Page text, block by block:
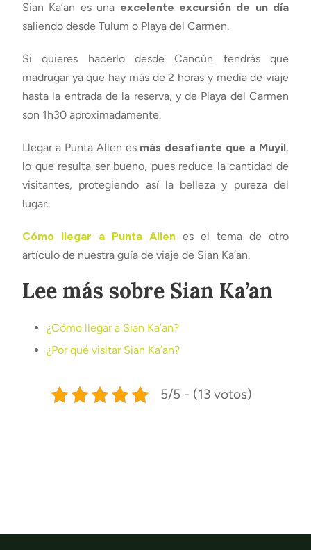
Sian Ka’an es una excelente excursión de un día
saliendo desde Tulum o Playa del Carmen.
Si quieres hacerlo desde Cancún tendrás que
madrugar ya que hay más de 2 horas y media de viaje
hasta la entrada de la reserva, y de Playa del Carmen
son 1h30 aproximadamente.
Llegar a Punta Allen es más desafiante que a Muyil,
lo que resulta ser bueno, pues reduce la cantidad de
visitantes, protegiendo así la belleza y pureza del
lugar.
Cómo llegar a Punta Allen es el tema de otro
artículo de nuestra guía de viaje de Sian Ka’an.
Lee más sobre Sian Ka’an
¿Cómo llegar a Sian Ka’an?
¿Por qué visitar Sian Ka’an?
5/5 - (13 votos)